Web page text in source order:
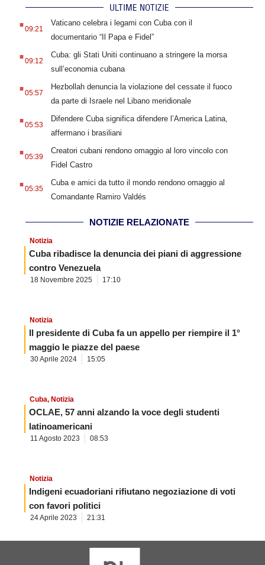
ULTIME NOTIZIE
.09:21
Vaticano celebra i legami con Cuba con il
documentario “Il Papa e Fidel”
.09:12
Cuba: gli Stati Uniti continuano a stringere la morsa
sull’economia cubana
.05:57
Hezbollah denuncia la violazione del cessate il fuoco
da parte di Israele nel Libano meridionale
.05:53
Difendere Cuba significa difendere l’America Latina,
affermano i brasiliani
.05:39
Creatori cubani rendono omaggio al loro vincolo con
Fidel Castro
.05:35
Cuba e amici da tutto il mondo rendono omaggio al
Comandante Ramiro Valdés
NOTIZIE RELAZIONATE
Notizia
Cuba ribadisce la denuncia dei piani di aggressione
contro Venezuela
18 Novembre 2025 17:10
Notizia
Il presidente di Cuba fa un appello per riempire il 1°
maggio le piazze del paese
30 Aprile 2024 15:05
Cuba, Notizia
OCLAE, 57 anni alzando la voce degli studenti
latinoamericani
11 Agosto 2023 08:53
Notizia
Indigeni ecuadoriani rifiutano negoziazione di voti
con favori politici
24 Aprile 2023 21:31